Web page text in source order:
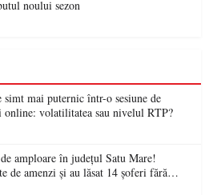
noului sezon
simt mai puternic într-o sesiune de
volatilitatea sau nivelul RTP?
amploare în județul Satu Mare!
de amenzi și au lăsat 14 șoferi fără
zi